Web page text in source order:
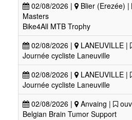
02/08/2026 |
Blier (Erezée) |
Masters
Bike4All MTB Trophy
02/08/2026 |
LANEUVILLE |
Journée cycliste Laneuville
02/08/2026 |
LANEUVILLE |
Journée cycliste Laneuville
02/08/2026 |
Anvaing |
Belgian Brain Tumor Support